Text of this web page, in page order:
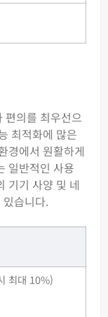
편의를 최우선으
최적화에 많은
경에서 원활하게
일반적인 사용
기기 사양 및 네
습니다.
최대 10%)